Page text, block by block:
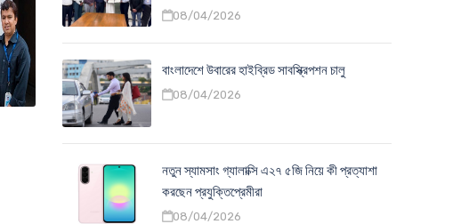
08/04/2026
বাংলাদেশে উবারের হাইব্রিড সাবস্ক্রিপশন চালু
08/04/2026
নতুন স্যামসাং গ্যালাক্সি এ২৭ ৫জি নিয়ে কী প্রত্যাশা
করছেন প্রযুক্তিপ্রেমীরা
08/04/2026